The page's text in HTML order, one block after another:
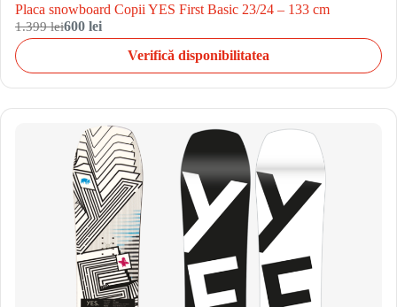
Placa snowboard Copii YES First Basic 23/24 – 133 cm
1.399 lei600 lei
Verifică disponibilitatea